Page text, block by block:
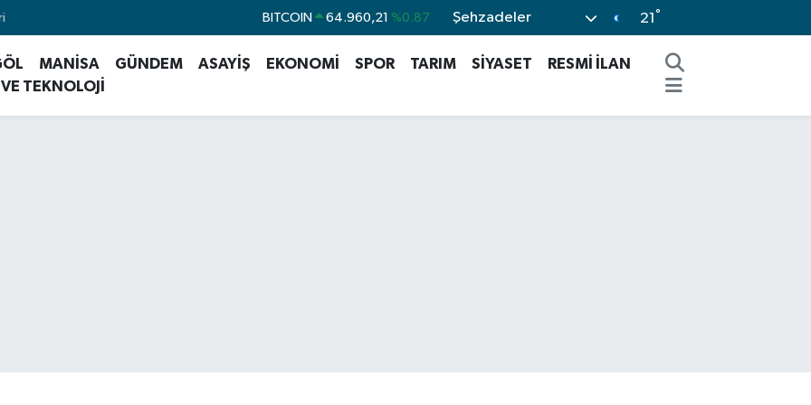
DOLAR 47,7436 %0.18
GRAM ALTIN 6660.55 %0.03
Şehzadeler 21 °
MANİSA GÜNDEM ASAYİŞ EKONOMİ SPOR TARIM SİYASET
RESMİ İLAN
TEKNOLOJİ